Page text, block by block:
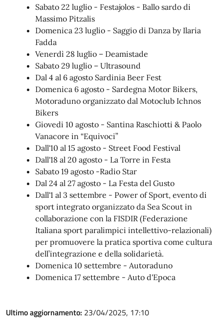
Sabato 22 luglio - Festajolos - Ballo sardo di
Massimo Pitzalis
Domenica 23 luglio - Saggio di Danza by Ilaria
Fadda
Venerdì 28 luglio – Deamistade
Sabato 29 luglio – Ultrasound
Dal 4 al 6 agosto Sardinia Beer Fest
Domenica 6 agosto - Sardegna Motor Bikers,
Motoraduno organizzato dal Motoclub Ichnos
Bikers
Giovedi 10 agosto - Santina Raschiotti & Paolo
Vanacore in “Equivoci”
Dall'10 al 15 agosto - Street Food Festival
Dall'18 al 20 agosto - La Torre in Festa
Sabato 19 agosto -Radio Star
Dal 24 al 27 agosto - La Festa del Gusto
Dall'1 al 3 settembre - Power of Sport, evento di
sport integrato organizzato da Sea Scout in
collaborazione con la FISDIR (Federazione
Italiana sport paralimpici intellettivo-relazionali)
per promuovere la pratica sportiva come cultura
dell’integrazione e della solidarietà.
Domenica 10 settembre - Autoraduno
Domenica 17 settembre - Auto d'Epoca
Ultimo aggiornamento: 23/04/2025, 17:10